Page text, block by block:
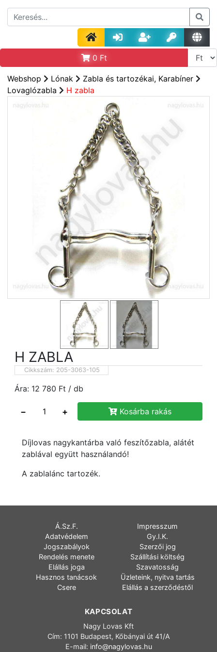
0 Ft
Webshop Lónak
Zabla és tartozékai, Karabíner
Lovaglózabla
H zabla
H ZABLA
Cikkszám: 205-3063-105
Ára: 12 780 Ft / db
− + Kosárba rakás
Díjlovas nagykantárba való feszítőzabla, alátét
zablával együtt használandó!
A zablalánc tartozék.
Á.Sz.F.
Impresszum
Adatvédelem
Gy.I.K.
Jogszabályok
Szerzői jog
Rendelés menete
Szállítási költség
Elállás joga
Szavatosság
Hasznos tanácsok
Üzleteink, nyitva tartás
Csere
Elállás a szerződéstől
KAPCSOLAT
Nagy Lovas Kft
Cím: 1101 Budapest, Kőbányai út 41/A
E-mail: info@nagylovas.hu